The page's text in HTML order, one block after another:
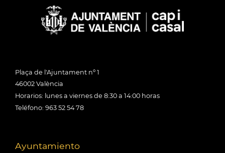
Plaça de l'Ajuntament nº 1
46002 València
Horarios: lunes a viernes de 8:30 a 14:00 horas
Teléfono: 963 52 54 78
Ayuntamiento